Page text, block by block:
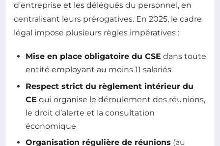
d’entreprise et les délégués du personnel, en
centralisant leurs prérogatives. En 2025, le cadre
légal impose plusieurs règles impératives :
Mise en place obligatoire du CSE dans toute
entité employant au moins 11 salariés
Respect strict du règlement intérieur du
CE qui organise le déroulement des réunions,
le droit d’alerte et la consultation
économique
Organisation régulière de réunions (au